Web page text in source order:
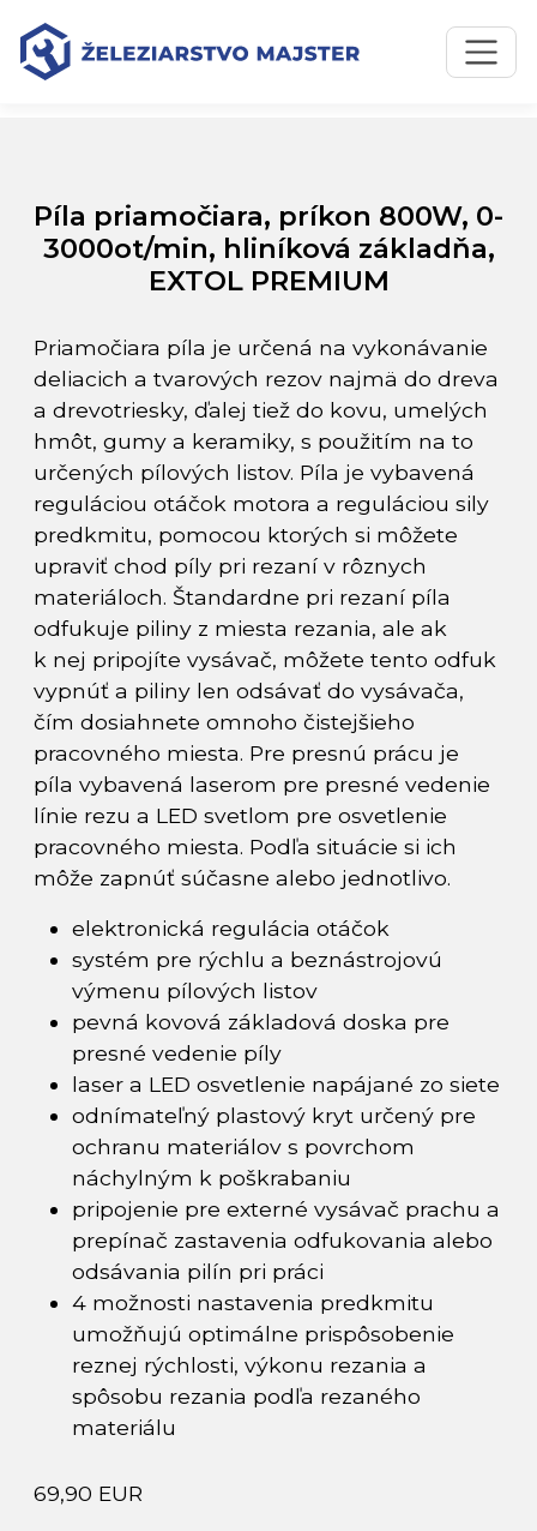
Preskočiť na obsah
Preskočiť na hlavné menu
Úvodná stránka
Píla priamočiara, príkon 800W, 0-3000ot/min, hliníková
základňa, EXTOL PREMIUM
Píla priamočiara, príkon 800W, 0-
3000ot/min, hliníková základňa,
EXTOL PREMIUM
Priamočiara píla je určená na vykonávanie
deliacich a tvarových rezov najmä do dreva
a drevotriesky, ďalej tiež do kovu, umelých
hmôt, gumy a keramiky, s použitím na to
určených pílových listov. Píla je vybavená
reguláciou otáčok motora a reguláciou sily
predkmitu, pomocou ktorých si môžete
upraviť chod píly pri rezaní v rôznych
materiáloch. Štandardne pri rezaní píla
odfukuje piliny z miesta rezania, ale ak
k nej pripojíte vysávač, môžete tento odfuk
vypnúť a piliny len odsávať do vysávača,
čím dosiahnete omnoho čistejšieho
pracovného miesta. Pre presnú prácu je
píla vybavená laserom pre presné vedenie
línie rezu a LED svetlom pre osvetlenie
pracovného miesta. Podľa situácie si ich
môže zapnúť súčasne alebo jednotlivo.
elektronická regulácia otáčok
systém pre rýchlu a beznástrojovú
výmenu pílových listov
pevná kovová základová doska pre
presné vedenie píly
laser a LED osvetlenie napájané zo siete
odnímateľný plastový kryt určený pre
ochranu materiálov s povrchom
náchylným k poškrabaniu
pripojenie pre externé vysávač prachu a
prepínač zastavenia odfukovania alebo
odsávania pilín pri práci
4 možnosti nastavenia predkmitu
umožňujú optimálne prispôsobenie
reznej rýchlosti, výkonu rezania a
spôsobu rezania podľa rezaného
materiálu
69,90 EUR